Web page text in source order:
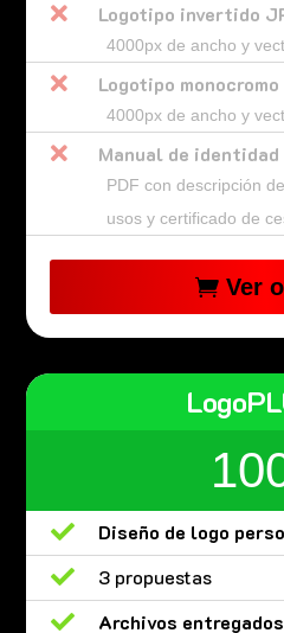
 Logotipo invertido
4000px de ancho y
 Logotipo
4000px de ancho y
 Manual de
PDF con descripción
usos y certificado de
Ver

Diseño de logo

3 propuestas

Archivos entregados